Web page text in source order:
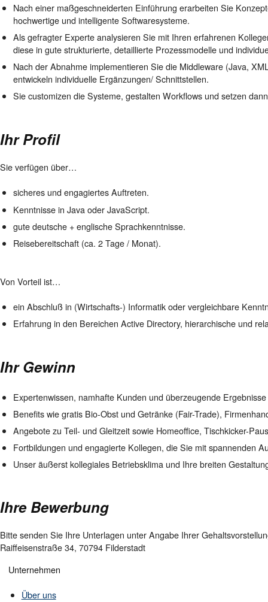
Nach einer maßgeschneiderten Einführung erarbeiten Sie
hochwertige und intelligente Softwaresysteme.
Als gefragter Experte analysieren Sie mit Ihren erfahrenen
diese in gute strukturierte, detaillierte Prozessmodelle und
Nach der Abnahme implementieren Sie die Middleware (Java,
entwickeln individuelle Ergänzungen/ Schnittstellen.
Sie customizen die Systeme, gestalten Workflows und setzen
Ihr Profil
Sie verfügen über…
sicheres und engagiertes Auftreten.
Kenntnisse in Java oder JavaScript.
gute deutsche + englische Sprachkenntnisse.
Reisebereitschaft (ca. 2 Tage / Monat).
Von Vorteil ist…
ein Abschluß in (Wirtschafts-) Informatik oder vergleichbare
Erfahrung in den Bereichen Active Directory, hierarchische und
Ihr Gewinn
Expertenwissen, namhafte Kunden und überzeugende
Benefits wie gratis Bio-Obst und Getränke (Fair-Trade),
Angebote zu Teil- und Gleitzeit sowie Homeoffice, Tischkicker-
Fortbildungen und engagierte Kollegen, die Sie mit spannenden
Unser äußerst kollegiales Betriebsklima und Ihre breiten
Ihre Bewerbung
Bitte senden Sie Ihre Unterlagen unter Angabe Ihrer
Raiffeisenstraße 34, 70794 Filderstadt
Unternehmen
Über uns